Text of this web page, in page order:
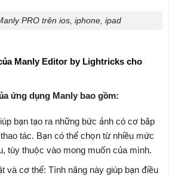
PRO trên ios, iphone, ipad
Manly Editor by Lightricks cho
ứng dụng Manly bao gồm:
bạn tạo ra những bức ảnh có cơ bắp
tác. Bạn có thể chọn từ nhiều mức
tùy thuộc vào mong muốn của mình.
và cơ thể: Tính năng này giúp bạn điều